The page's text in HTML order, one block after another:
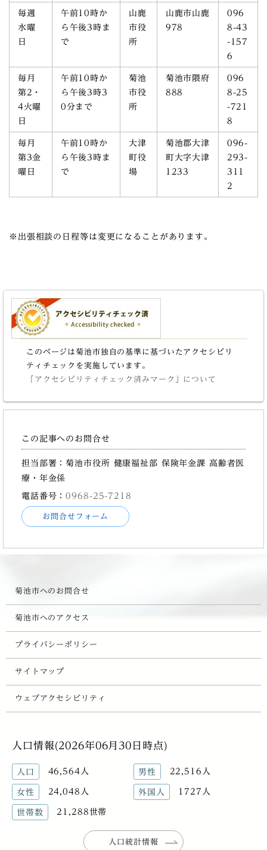
毎週
水曜
日
午前10時か
ら午後3時ま
で
山鹿
市役
所
山鹿市山鹿
978
096
8-43
-157
6
毎月
第2・
4火曜
日
午前10時か
ら午後3時3
0分まで
菊池
市役
所
菊池市隈府
888
096
8-25
-721
8
毎月
第3金
曜日
午前10時か
ら午後3時ま
で
大津
町役
場
菊池郡大津
町大字大津
1233
096-
293-
311
2
※出張相談の日程等は変更になることがあります。
このページは菊池市独自の基準に基づいたアクセシビリ
ティチェックを実施しています。
「アクセシビリティチェック済みマーク」について
この記事へのお問合せ
担当部署：菊池市役所 健康福祉部 保険年金課 高齢者医
療・年金係
電話番号：0968-25-7218
お問合せフォーム
菊池市へのお問合せ
菊池市へのアクセス
プライバシーポリシー
サイトマップ
ウェブアクセシビリティ
人口情報(2026年06月30日時点)
人口 46,564人 男性 22,516人
女性 24,048人 外国人 1727人
世帯数 21,288世帯
人口統計情報